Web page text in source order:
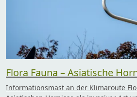
Flora Fauna – Asiatische
Informationsmast an der Klimaroute